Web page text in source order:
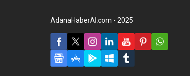
AdanaHaberAl.com - 2025